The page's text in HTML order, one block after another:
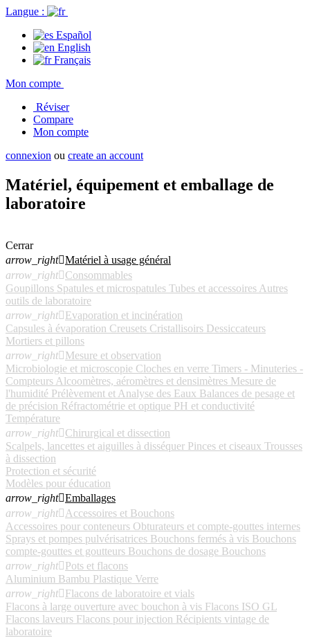
Langue :
Español
English
Français
Mon compte
Réviser
Compare
Mon compte
connexion ou create an account
Matériel, équipement et emballage de
laboratoire
Cerrar
arrow_rightMatériel à usage général
arrow_right Consommables
Goupillons Spatules et microspatules Tubes et accessoires Autres
outils de laboratoire
arrow_right Evaporation et incinération
Capsules à évaporation Creusets Cristallisoirs Dessiccateurs
Mortiers et pillons
arrow_right Mesure et observation
Microbiologie et microscopie Cloches en verre Timers - Minuteries -
Compteurs Alcoomètres, aéromètres et densimètres Mesure de
l'humidité Prélèvement et Analyse des Eaux Balances de pesage et
de précision Réfractométrie et optique PH et conductivité
Température
arrow_right Chirurgical et dissection
Scalpels, lancettes et aiguilles à disséquer Pinces et ciseaux Trousses
à dissection
Protection et sécurité
Modèles pour éducation
arrow_rightEmballages
arrow_right Accessoires et Bouchons
Accessoires pour conteneurs Obturateurs et compte-gouttes internes
Sprays et pompes pulvérisatrices Bouchons fermés à vis Bouchons
compte-gouttes et goutteurs Bouchons de dosage Bouchons
arrow_right Pots et flacons
Aluminium Bambu Plastique Verre
arrow_right Flacons de laboratoire et vials
Flacons à large ouverture avec bouchon à vis Flacons ISO GL
Flacons laveurs Flacons pour injection Récipients vintage de
laboratoire